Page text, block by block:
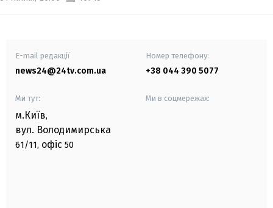
E-mail редакції
news24@24tv.com.ua
Номер телефону:
+38 044 390 5077
Ми тут:
м.Київ,
вул. Володимирська
61/11, офіс 50
Ми в соцмережах: